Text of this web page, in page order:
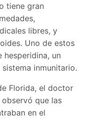
tiene gran
libres, y
Uno de estos
un
inmunitario.
Florida, el doctor
que las
en el